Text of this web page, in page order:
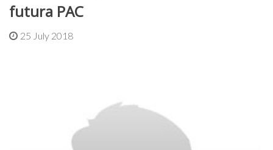
futura PAC
25 July 2018